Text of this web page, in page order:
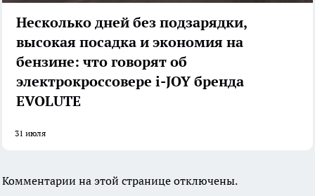
Несколько дней без подзарядки,
высокая посадка и экономия на
бензине: что говорят об
электрокроссовере i-JOY бренда
EVOLUTE
31 июля
Комментарии на этой странице отключены.